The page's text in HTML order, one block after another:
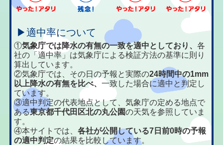
▶適中率について
①気象庁では降水の有無の一致を適中としており、各
社の「適中率」は気象庁による検証方法の基準に則り
算出しています。
②気象庁では、その日の予報と実際の24時間中の1mm
以上降水の有無を比べ、一致した場合に適中と判定し
ています。
③適中判定の代表地点として、気象庁の定める地点で
ある東京都千代田区北の丸公園の天気を参照していま
す。
④本サイトでは、各社が公開している7日前0時の予報
の適中判定の結果を比較しています。